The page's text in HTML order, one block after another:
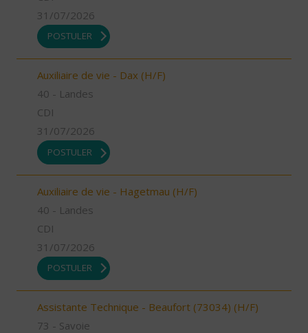
31/07/2026
POSTULER
Auxiliaire de vie - Dax (H/F)
40 - Landes
CDI
31/07/2026
POSTULER
Auxiliaire de vie - Hagetmau (H/F)
40 - Landes
CDI
31/07/2026
POSTULER
Assistante Technique - Beaufort (73034) (H/F)
73 - Savoie